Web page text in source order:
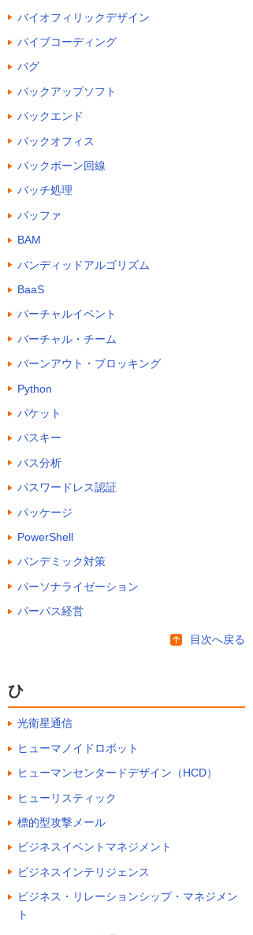
バイオフィリックデザイン
バイブコーディング
バグ
バックアップソフト
バックエンド
バックオフィス
バックボーン回線
バッチ処理
バッファ
BAM
バンディッドアルゴリズム
BaaS
バーチャルイベント
バーチャル・チーム
バーンアウト・ブロッキング
Python
パケット
パスキー
パス分析
パスワードレス認証
パッケージ
PowerShell
パンデミック対策
パーソナライゼーション
パーパス経営
目次へ戻る
ひ
光衛星通信
ヒューマノイドロボット
ヒューマンセンタードデザイン（HCD）
ヒューリスティック
標的型攻撃メール
ビジネスイベントマネジメント
ビジネスインテリジェンス
ビジネス・リレーションシップ・マネジメン
ト